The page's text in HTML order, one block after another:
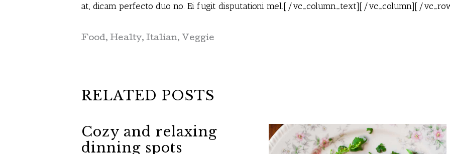
at, dicam perfecto duo no. Ei fugit disputationi mel.[/vc_column_text][/vc_column][/
Food, Healty, Italian, Veggie
RELATED POSTS
Cozy and relaxing
dinning spots